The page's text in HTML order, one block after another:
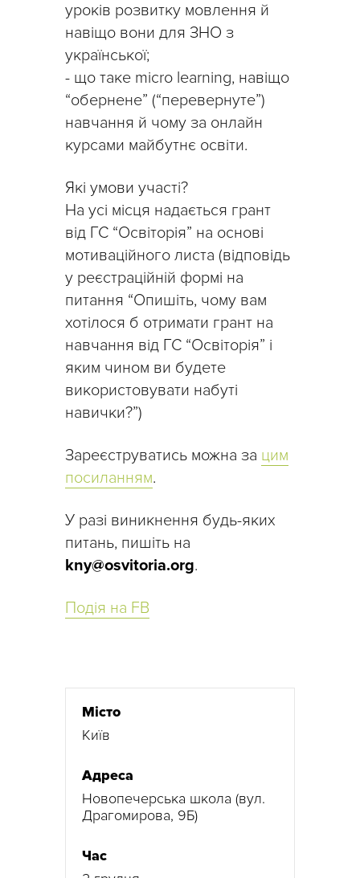
уроків розвитку мовлення й
навіщо вони для ЗНО з
української;
- що таке micro learning, навіщо
“обернене” (“перевернуте”)
навчання й чому за онлайн
курсами майбутнє освіти.
Які умови участі?
На усі місця надається грант
від ГС “Освіторія” на основі
мотиваційного листа (відповідь
у реєстраційній формі на
питання “Опишіть, чому вам
хотілося б отримати грант на
навчання від ГС “Освіторія” і
яким чином ви будете
використовувати набуті
навички?”)
Зареєструватись можна за цим
посиланням.
У разі виникнення будь-яких
питань, пишіть на
kny@osvitoria.org.
Подія на FB
Місто
Київ
Адреса
Новопечерська школа (вул.
Драгомирова, 9Б)
Час